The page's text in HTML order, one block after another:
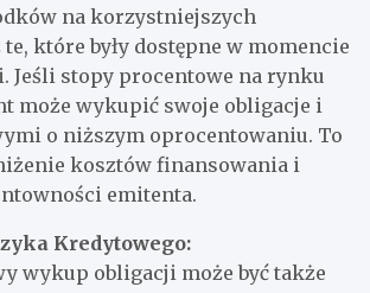
na korzystniejszych
które były dostępne w momencie
Jeśli stopy procentowe na rynku
może wykupić swoje obligacje i
o niższym oprocentowaniu. To
kosztów finansowania i
emitenta.
Kredytowego:
wykup obligacji może być także